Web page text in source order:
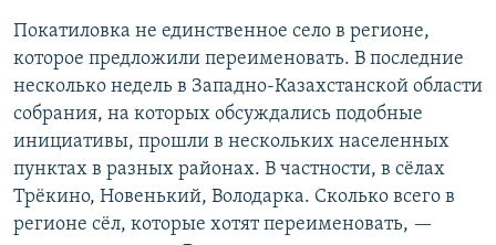
Покатиловка не единственное село в регионе,
которое предложили переименовать. В последние
несколько недель в Западно-Казахстанской области
собрания, на которых обсуждались подобные
инициативы, прошли в нескольких населенных
пунктах в разных районах. В частности, в сёлах
Трёкино, Новенький, Володарка. Сколько всего в
регионе сёл, которые хотят переименовать, —